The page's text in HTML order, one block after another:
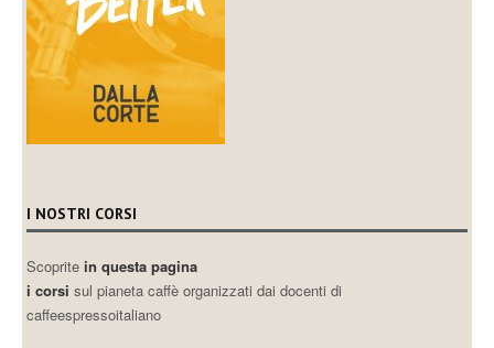
I NOSTRI CORSI
Scopritein questa pagina
i corsi sul pianeta caffè organizzati dai docenti di
caffeespressoitaliano